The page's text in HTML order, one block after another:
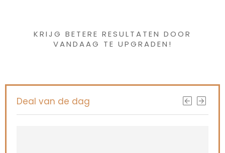
KRIJG BETERE RESULTATEN DOOR
VANDAAG TE UPGRADEN!
Deal van de dag